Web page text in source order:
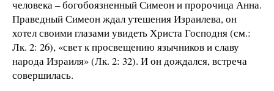
человека – богобоязненный Симеон и пророчица Анна.
Праведный Симеон ждал утешения Израилева, он
хотел своими глазами увидеть Христа Господня (см.:
Лк. 2: 26), «свет к просвещению язычников и славу
народа Израиля» (Лк. 2: 32). И он дождался, встреча
совершилась.